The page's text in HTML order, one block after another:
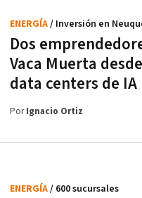
Dos
Vaca Muerta
data centers de IA
ENERGÍA/ Inversión en
PorIgnacio Ortiz
ENERGÍA/ 600 sucursales